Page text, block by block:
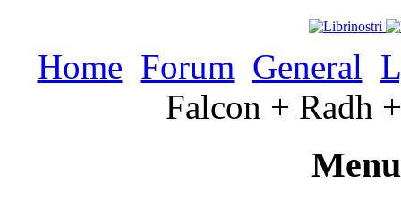
Home Forum General
Falcon + Radh